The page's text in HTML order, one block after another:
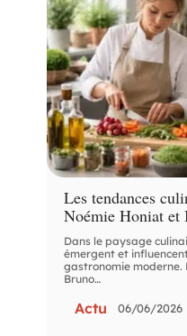
Les tendances
Noémie Honiat et
Dans le paysage
émergent et
gastronomie moderne.
Bruno…
Actu 06/06/2026